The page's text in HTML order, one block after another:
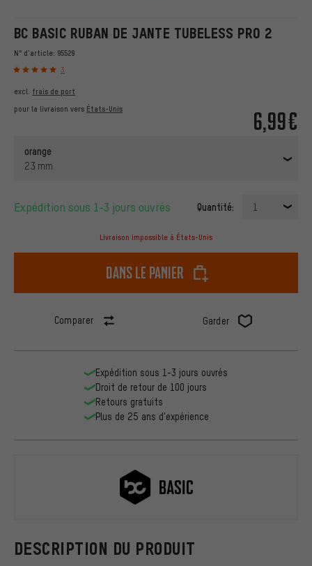
BC BASIC RUBAN DE JANTE TUBELESS PRO 2
N° d'article: 95529
3
6,99€
excl. frais de port
pour la livraison vers États-Unis
orange
23 mm
Expédition sous 1-3 jours ouvrés Quantité: 1
Livraison impossible à États-Unis
dans le panier
Comparer Garder
DESCRIPTION DU PRODUIT
Expédition sous 1-3 jours ouvrés
Droit de retour de 100 jours
Retours gratuits
Plus de 25 ans d'expérience